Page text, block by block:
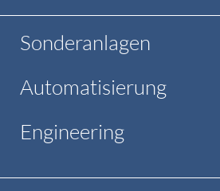
Sonderanlagen
Automatisierung
Engineering